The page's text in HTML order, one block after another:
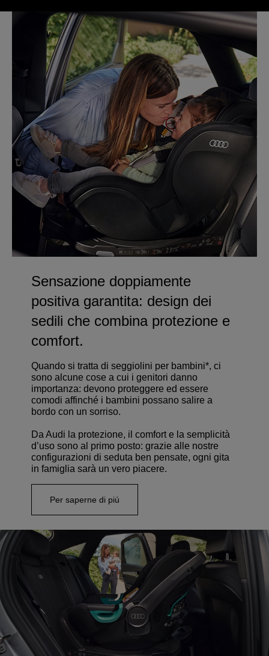
Sensazione doppiamente
positiva garantita: design dei
sedili che combina protezione e
comfort.
Quando si tratta di seggiolini per bambini*, ci
sono alcune cose a cui i genitori danno
importanza: devono proteggere ed essere
comodi affinché i bambini possano salire a
bordo con un sorriso.
Da Audi la protezione, il comfort e la semplicità
d’uso sono al primo posto: grazie alle nostre
configurazioni di seduta ben pensate, ogni gita
in famiglia sarà un vero piacere.
Per saperne di piú